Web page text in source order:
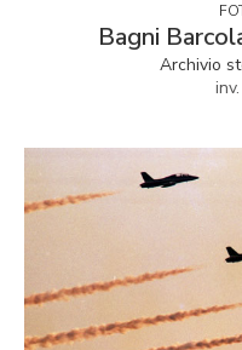
Bagni
Archivio